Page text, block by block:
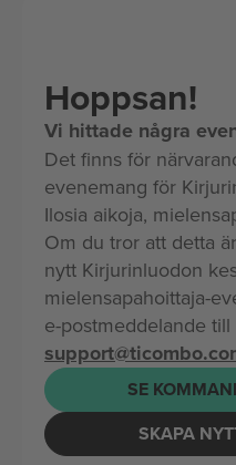
Hoppsan!
Vi hittade några
Det finns för
evenemang för
Ilosia aikoja,
Om du tror att detta
nytt Kirjurinluodon
mielensapahoittaja-
e-postmeddelande till
SE
SKAPA